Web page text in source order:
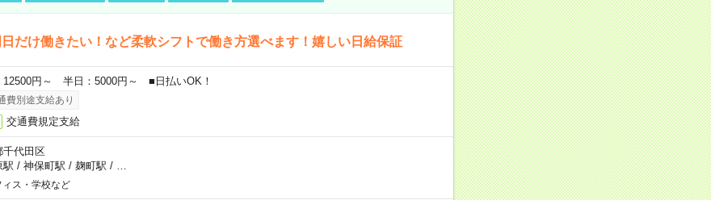
だけ働きたい！など柔軟シフトで働き方選べます！嬉しい日給保証
12500円～ 半日：5000円～ ■日払いOK！
費別途支給あり
交通費規定支給
千代田区
駅 / 神保町駅 / 麹町駅 /
ィス・学校など